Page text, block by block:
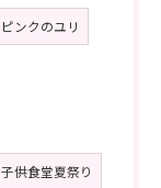
ピンクのユリ
子供食堂夏祭り